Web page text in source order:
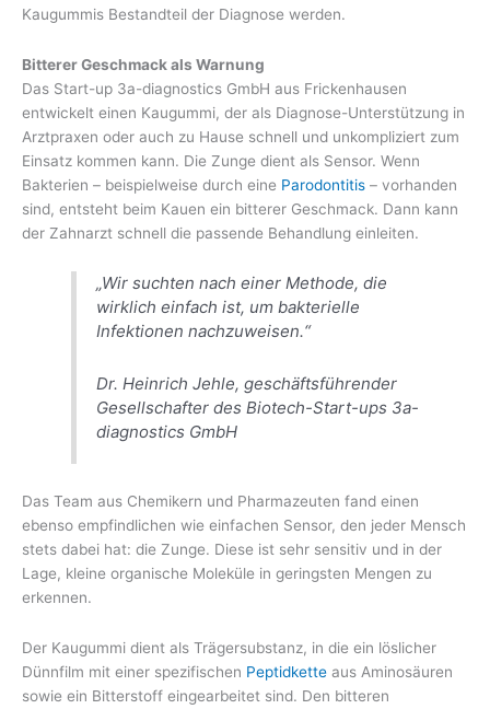
Kaugummis Bestandteil der Diagnose werden.
Bitterer Geschmack als Warnung
Das Start-up 3a-diagnostics GmbH aus Frickenhausen
entwickelt einen Kaugummi, der als Diagnose-Unterstützung in
Arztpraxen oder auch zu Hause schnell und unkompliziert zum
Einsatz kommen kann. Die Zunge dient als Sensor. Wenn
Bakterien – beispielweise durch eine Parodontitis – vorhanden
sind, entsteht beim Kauen ein bitterer Geschmack. Dann kann
der Zahnarzt schnell die passende Behandlung einleiten.
„Wir suchten nach einer Methode, die
wirklich einfach ist, um bakterielle
Infektionen nachzuweisen.“
Dr. Heinrich Jehle, geschäftsführender
Gesellschafter des Biotech-Start-ups 3a-
diagnostics GmbH
Das Team aus Chemikern und Pharmazeuten fand einen
ebenso empfindlichen wie einfachen Sensor, den jeder Mensch
stets dabei hat: die Zunge. Diese ist sehr sensitiv und in der
Lage, kleine organische Moleküle in geringsten Mengen zu
erkennen.
Der Kaugummi dient als Trägersubstanz, in die ein löslicher
Dünnfilm mit einer spezifischen Peptidkette aus Aminosäuren
sowie ein Bitterstoff eingearbeitet sind. Den bitteren